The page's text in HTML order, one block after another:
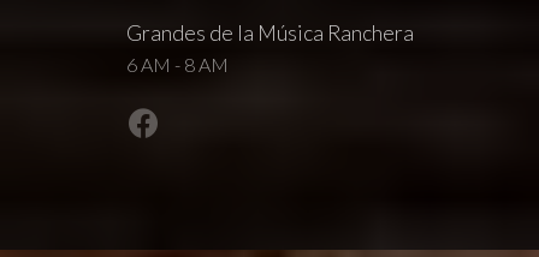
Grandes de la Música Ranchera
6 AM - 8 AM